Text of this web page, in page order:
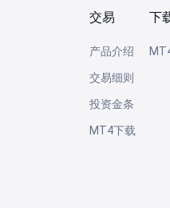
交易
产品介绍
交易细则
投资金条
MT4下载
下